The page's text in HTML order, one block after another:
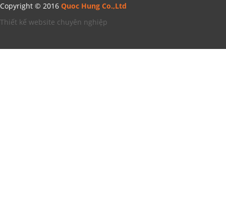
Copyright © 2016 Quoc Hung Co.,Ltd
Thiết kế website chuyên nghiệp